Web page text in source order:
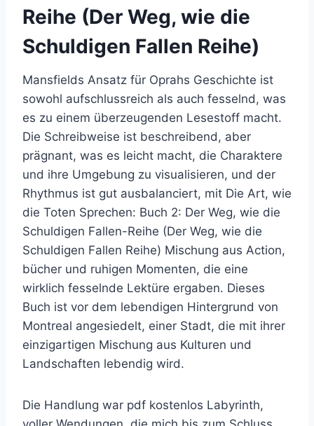
Reihe (Der Weg, wie die
Schuldigen Fallen Reihe)
Mansfields Ansatz für Oprahs Geschichte ist
sowohl aufschlussreich als auch fesselnd, was
es zu einem überzeugenden Lesestoff macht.
Die Schreibweise ist beschreibend, aber
prägnant, was es leicht macht, die Charaktere
und ihre Umgebung zu visualisieren, und der
Rhythmus ist gut ausbalanciert, mit Die Art, wie
die Toten Sprechen: Buch 2: Der Weg, wie die
Schuldigen Fallen-Reihe (Der Weg, wie die
Schuldigen Fallen Reihe) Mischung aus Action,
bücher und ruhigen Momenten, die eine
wirklich fesselnde Lektüre ergaben. Dieses
Buch ist vor dem lebendigen Hintergrund von
Montreal angesiedelt, einer Stadt, die mit ihrer
einzigartigen Mischung aus Kulturen und
Landschaften lebendig wird.
Die Handlung war pdf kostenlos Labyrinth,